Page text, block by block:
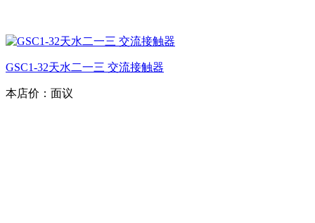
GSC1-32天水二一三 交流接触器
本店价： 面议